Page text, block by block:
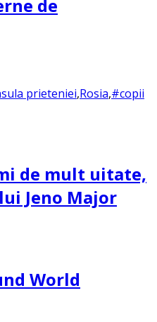
de
prieteniei,Rosia,#copii
de mult uitate,
Jeno Major
World